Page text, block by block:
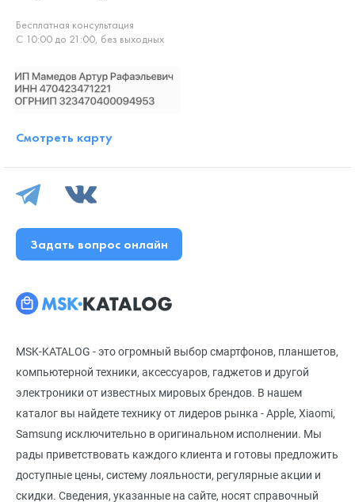
MSK-KATALOG - это огромный выбор смартфонов, планшетов,
компьютерной техники, аксессуаров, гаджетов и другой
электроники от известных мировых брендов. В нашем
каталог вы найдете технику от лидеров рынка - Apple, Xiaomi,
Samsung исключительно в оригинальном исполнении. Мы
рады приветствовать каждого клиента и готовы предложить
доступные цены, систему лояльности, регулярные акции и
скидки. Сведения, указанные на сайте, носят справочный
Бесплатная консультация
С 10:00 до 21:00, без выходных
Смотреть карту
Задать вопрос онлайн